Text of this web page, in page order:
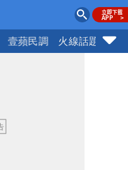
壹蘋民調 火線話題
宣布明天停班課